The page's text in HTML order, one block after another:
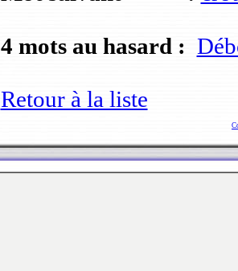
4 mots au hasard :
Retour à la liste